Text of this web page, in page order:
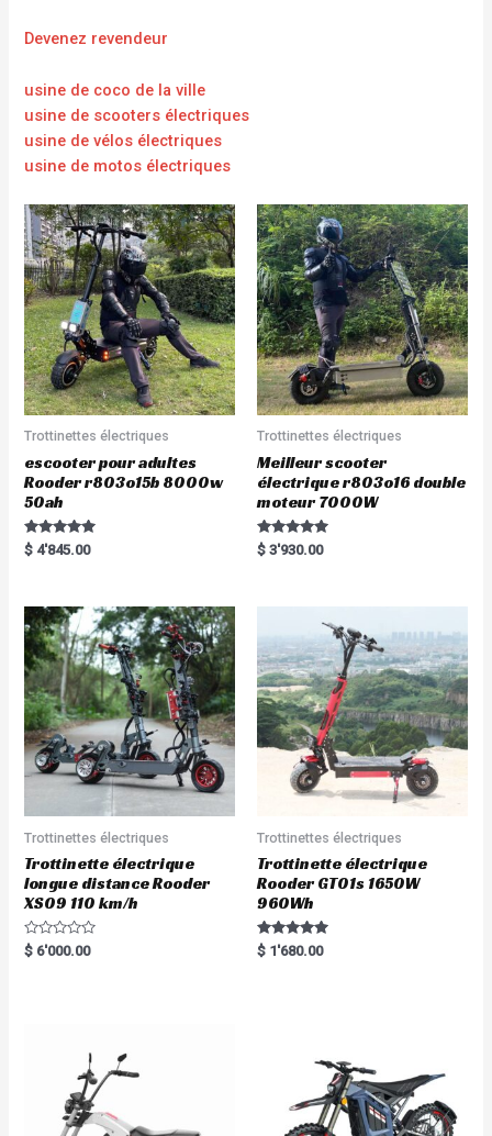
Devenez revendeur
usine de coco de la ville
usine de scooters électriques
usine de vélos électriques
usine de motos électriques
Trottinettes électriques
escooter pour adultes
Rooder r803o15b 8000w
50ah
Rated
5.00
$ 4'845.00
Trottinettes électriques
Meilleur scooter
électrique r803o16 double
moteur 7000W
Rated
5.00
$ 3'930.00
Trottinettes électriques
Trottinette électrique
longue distance Rooder
XS09 110 km/h
R
a
$ 6'000.00
Trottinettes électriques
Trottinette électrique
Rooder GT01s 1650W
960Wh
Rated
5.00
$ 1'680.00